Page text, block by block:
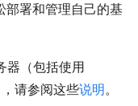
部署和管理自己的基
器（包括使用
请参阅这些说明。